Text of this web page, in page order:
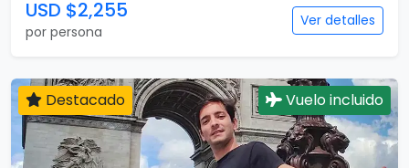
USD $2,255
por persona
Ver detalles
Destacado Vuelo incluido